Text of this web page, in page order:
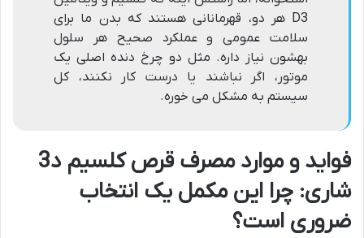
D3 هر دو، قهرمانانی هستند که بدن ما برای
سلامت عمومی و عملکرد صحیح هر سلول
بهشون نیاز داره. مثل دو چرخ دنده اصلی یک
موتور، اگر نباشند یا درست کار نکنند، کل
سیستم به مشکل می خوره.
فواید و موارد مصرف قرص کلسیم د3
شاری: چرا این مکمل یک انتخاب
ضروری است؟